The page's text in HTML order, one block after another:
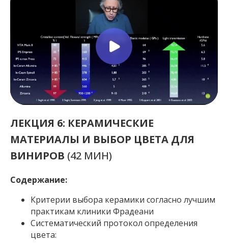
ЛЕКЦИЯ 6: КЕРАМИЧЕСКИЕ
МАТЕРИАЛЫ И ВЫБОР ЦВЕТА ДЛЯ
ВИНИРОВ (42 МИН)
Содержание:
Критерии выбора керамики согласно лучшим
практикам клиники Фрадеани
Систематический протокол определения
цвета: